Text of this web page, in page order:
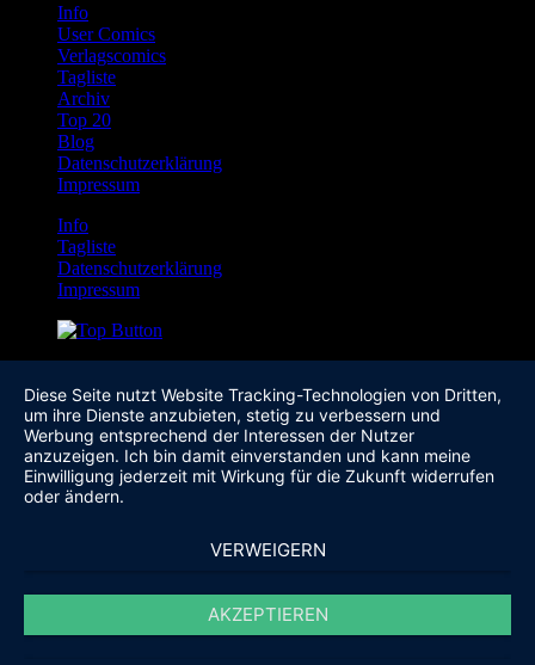
Info
User Comics
Verlagscomics
Tagliste
Archiv
Top 20
Blog
Datenschutzerklärung
Impressum
Info
Tagliste
Datenschutzerklärung
Impressum
Diese Seite nutzt Website Tracking-Technologien von Dritten,
um ihre Dienste anzubieten, stetig zu verbessern und
Werbung entsprechend der Interessen der Nutzer
anzuzeigen. Ich bin damit einverstanden und kann meine
Einwilligung jederzeit mit Wirkung für die Zukunft widerrufen
oder ändern.
VERWEIGERN
AKZEPTIEREN